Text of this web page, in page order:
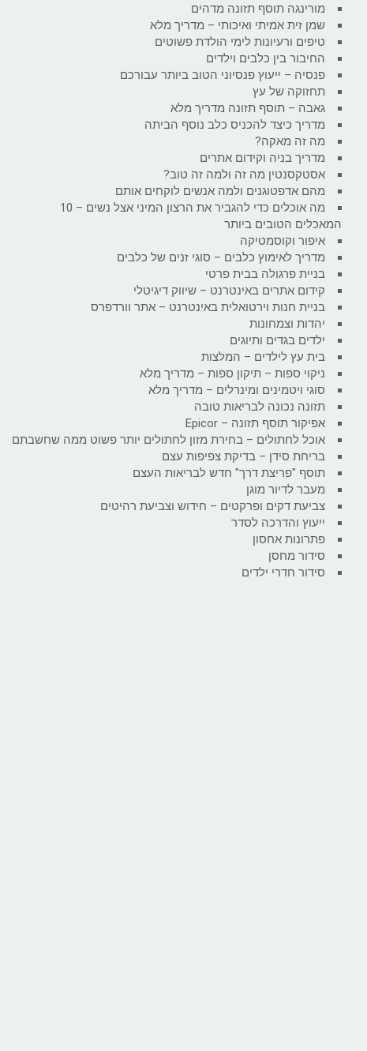
מורינגה תוסף תזונה מדהים
שמן זית אמיתי ואיכותי – מדריך מלא
טיפים ורעיונות לימי הולדת פשוטים
החיבור בין כלבים וילדים
פנסיה – ייעוץ פנסיוני הטוב ביותר עבורכם
תחזוקה של עץ
גאבה – תוסף תזונה מדריך מלא
מדריך כיצד להכניס כלב נוסף הביתה
מה זה מאקה?
מדריך בניה וקידום אתרים
אסטקסנטין מה זה ולמה זה טוב?
מהם אדפטוגנים ולמה אנשים לוקחים אותם
מה אוכלים כדי להגביר את הרצון המיני אצל נשים – 10
המאכלים הטובים ביותר
איפור וקוסמטיקה
מדריך לאימוץ כלבים – סוגי זנים של כלבים
בניית פרגולה בבית פרטי
קידום אתרים באינטרנט – שיווק דיגיטלי
בניית חנות וירטואלית באינטרנט – אתר וורדפרס
יהדות וצמחונות
ילדים בגדים ותיוגים
בית עץ לילדים – המלצות
ניקוי ספות – תיקון ספות – מדריך מלא
סוגי ויטמינים ומינרלים – מדריך מלא
תזונה נכונה לבריאות טובה
אפיקור תוסף תזונה – Epicor
אוכל לחתולים – בחירת מזון לחתולים יותר פשוט ממה שחשבתם
בריחת סידן – בדיקת צפיפות עצם
תוסף "פריצת דרך" חדש לבריאות העצם
מעבר לדיור מוגן
צביעת דקים ופרקטים – חידוש וצביעת רהיטים
ייעוץ והדרכה לסדר
פתרונות אחסון
סידור מחסן
סידור חדרי ילדים